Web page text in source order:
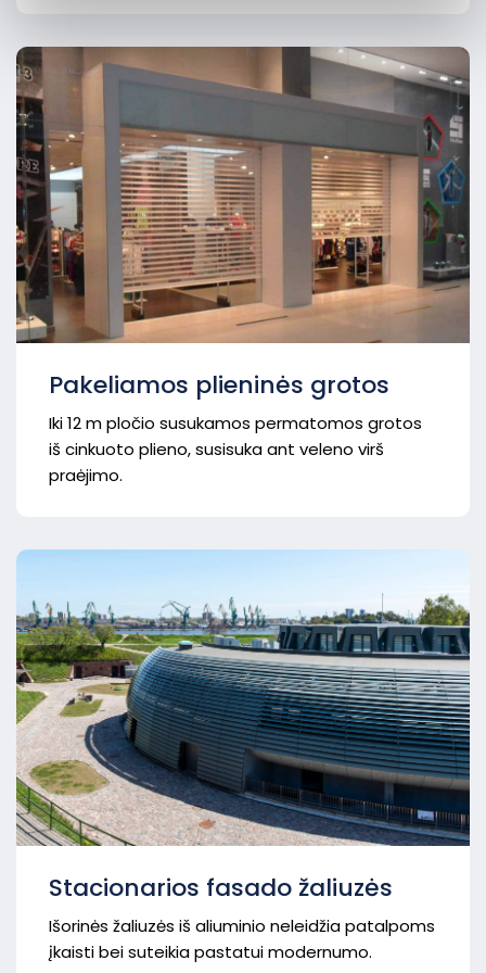
informacijos.
Pakeliamos plieninės grotos
Iki 12 m pločio susukamos permatomos grotos
iš cinkuoto plieno, susisuka ant veleno virš
praėjimo.
Stacionarios fasado žaliuzės
Išorinės žaliuzės iš aliuminio neleidžia patalpoms
įkaisti bei suteikia pastatui modernumo.